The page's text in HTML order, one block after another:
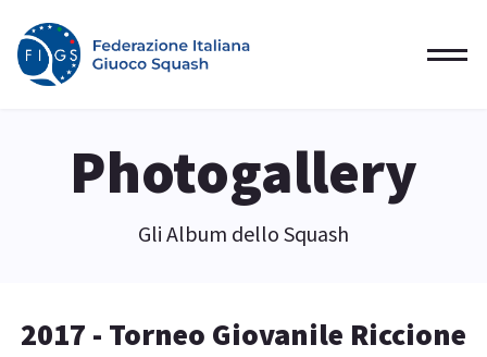
Photogallery
Gli Album dello Squash
2017 - Torneo Giovanile Riccione